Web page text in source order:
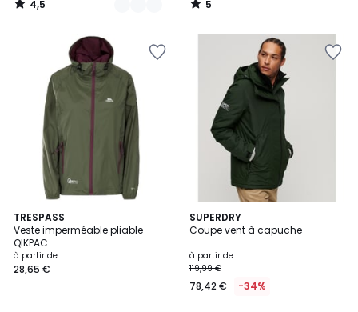
4,5
/
5
/
TRESPASS
Veste imperméable pliable
QIKPAC
à partir de
28,65 €
4,4
/ 5
5
Couleurs
SUPERDRY
Coupe vent à capuche
à partir de
119,99 €
78,42 € -34%
4
/
2
Couleurs